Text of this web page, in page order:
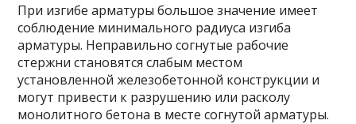
При изгибе арматуры большое значение имеет
соблюдение минимального радиуса изгиба
арматуры. Неправильно согнутые рабочие
стержни становятся слабым местом
установленной железобетонной конструкции и
могут привести к разрушению или расколу
монолитного бетона в месте согнутой арматуры.